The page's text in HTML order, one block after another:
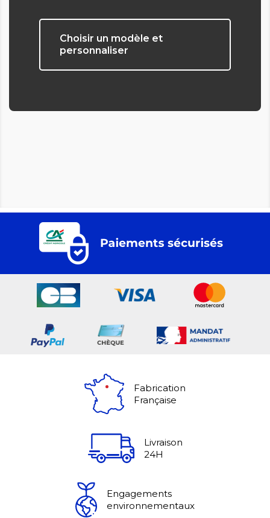
Choisir un modèle et
personnaliser
Fabrication
Française
Livraison
24H
Engagements
environnementaux